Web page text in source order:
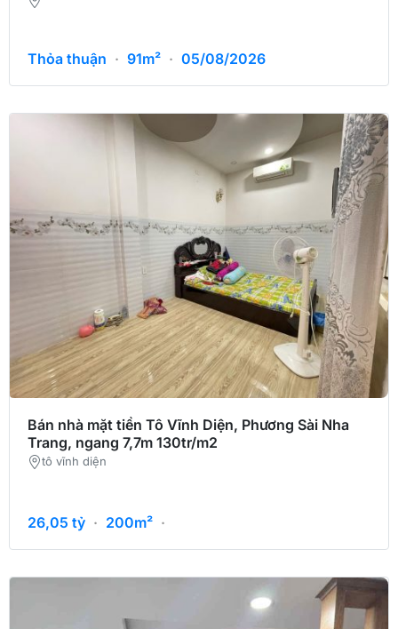
Thỏa thuận · 91m² · 05/08/2026
Bán nhà mặt tiền Tô Vĩnh Diện, Phương Sài Nha
Trang, ngang 7,7m 130tr/m2
tô vĩnh diện
26,05 tỷ · 200m² ·